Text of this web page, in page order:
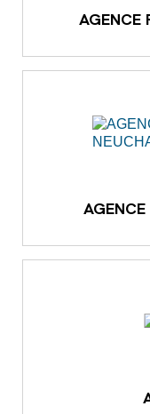
AGENCE